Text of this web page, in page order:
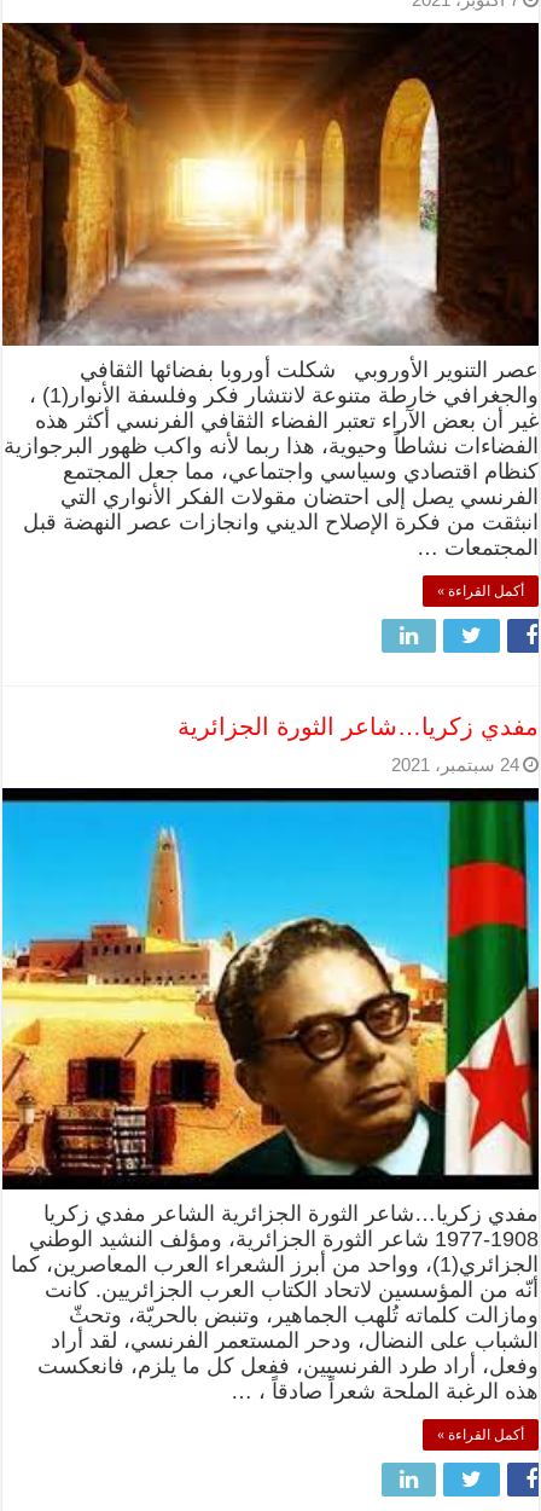
عصر التنوير الأوروبي شكلت أوروبا بفضائها الثقافي
والجغرافي خارطة متنوعة لانتشار فكر وفلسفة الأنوار(1) ،
غير أن بعض الآراء تعتبر الفضاء الثقافي الفرنسي أكثر هذه
الفضاءات نشاطاً وحيوية، هذا ربما لأنه واكب ظهور البرجوازية
كنظام اقتصادي وسياسي واجتماعي، مما جعل المجتمع
الفرنسي يصل إلى احتضان مقولات الفكر الأنواري التي
انبثقت من فكرة الإصلاح الديني وانجازات عصر النهضة قبل
المجتمعات …
أكمل القراءة »
مفدي زكريا…شاعر الثورة الجزائرية
24 سبتمبر، 2021
مفدي زكريا…شاعر الثورة الجزائرية الشاعر مفدي زكريا
1908-1977 شاعر الثورة الجزائرية، ومؤلف النشيد الوطني
الجزائري(1)، وواحد من أبرز الشعراء العرب المعاصرين، كما
أنّه من المؤسسين لاتحاد الكتاب العرب الجزائريين. كانت
ومازالت كلماته تُلهب الجماهير، وتنبض بالحريّة، وتحثّ
الشباب على النضال، ودحر المستعمر الفرنسي، لقد أراد
وفعل، أراد طرد الفرنسيين، ففعل كل ما يلزم، فانعكست
هذه الرغبة الملحة شعراً صادقاً ، …
أكمل القراءة »